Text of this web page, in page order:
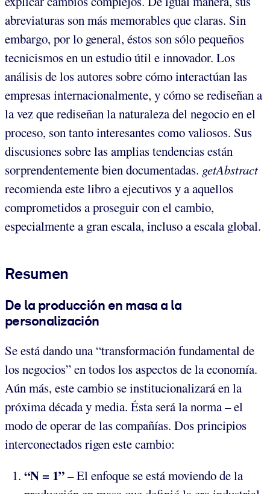
abreviaturas son más memorables que claras. Sin
embargo, por lo general, éstos son sólo pequeños
tecnicismos en un estudio útil e innovador. Los
análisis de los autores sobre cómo interactúan las
empresas internacionalmente, y cómo se rediseñan a
la vez que rediseñan la naturaleza del negocio en el
proceso, son tanto interesantes como valiosos. Sus
discusiones sobre las amplias tendencias están
sorprendentemente bien documentadas. getAbstract
recomienda este libro a ejecutivos y a aquellos
comprometidos a proseguir con el cambio,
especialmente a gran escala, incluso a escala global.
Resumen
De la producción en masa a la
personalización
Se está dando una “transformación fundamental de
los negocios” en todos los aspectos de la economía.
Aún más, este cambio se institucionalizará en la
próxima década y media. Ésta será la norma – el
modo de operar de las compañías. Dos principios
interconectados rigen este cambio:
“N = 1”– El enfoque se está moviendo de la